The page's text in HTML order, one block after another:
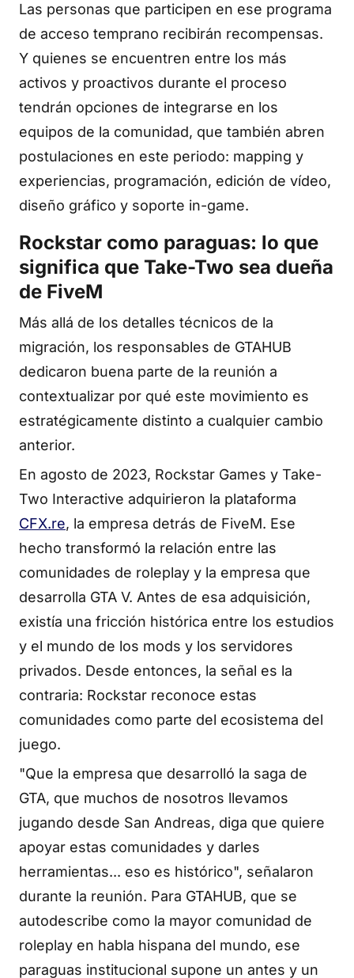
Las personas que participen en ese programa
de acceso temprano recibirán recompensas.
Y quienes se encuentren entre los más
activos y proactivos durante el proceso
tendrán opciones de integrarse en los
equipos de la comunidad, que también abren
postulaciones en este periodo: mapping y
experiencias, programación, edición de vídeo,
diseño gráfico y soporte in-game.
Rockstar como paraguas: lo que
significa que Take-Two sea dueña
de FiveM
Más allá de los detalles técnicos de la
migración, los responsables de GTAHUB
dedicaron buena parte de la reunión a
contextualizar por qué este movimiento es
estratégicamente distinto a cualquier cambio
anterior.
En agosto de 2023, Rockstar Games y Take-
Two Interactive adquirieron la plataforma
CFX.re, la empresa detrás de FiveM. Ese
hecho transformó la relación entre las
comunidades de roleplay y la empresa que
desarrolla GTA V. Antes de esa adquisición,
existía una fricción histórica entre los estudios
y el mundo de los mods y los servidores
privados. Desde entonces, la señal es la
contraria: Rockstar reconoce estas
comunidades como parte del ecosistema del
juego.
"Que la empresa que desarrolló la saga de
GTA, que muchos de nosotros llevamos
jugando desde San Andreas, diga que quiere
apoyar estas comunidades y darles
herramientas... eso es histórico", señalaron
durante la reunión. Para GTAHUB, que se
autodescribe como la mayor comunidad de
roleplay en habla hispana del mundo, ese
paraguas institucional supone un antes y un